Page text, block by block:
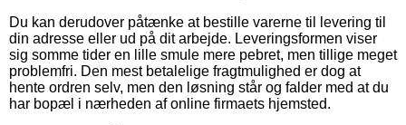
Du kan derudover påtænke at bestille varerne til levering til
din adresse eller ud på dit arbejde. Leveringsformen viser
sig somme tider en lille smule mere pebret, men tillige meget
problemfri. Den mest betalelige fragtmulighed er dog at
hente ordren selv, men den løsning står og falder med at du
har bopæl i nærheden af online firmaets hjemsted.